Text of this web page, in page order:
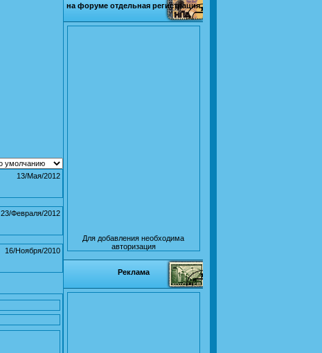
13/Мая/2012
23/Февраля/2012
16/Ноября/2010
на форуме отдельная регистрация
Для добавления необходима
авторизация
Реклама